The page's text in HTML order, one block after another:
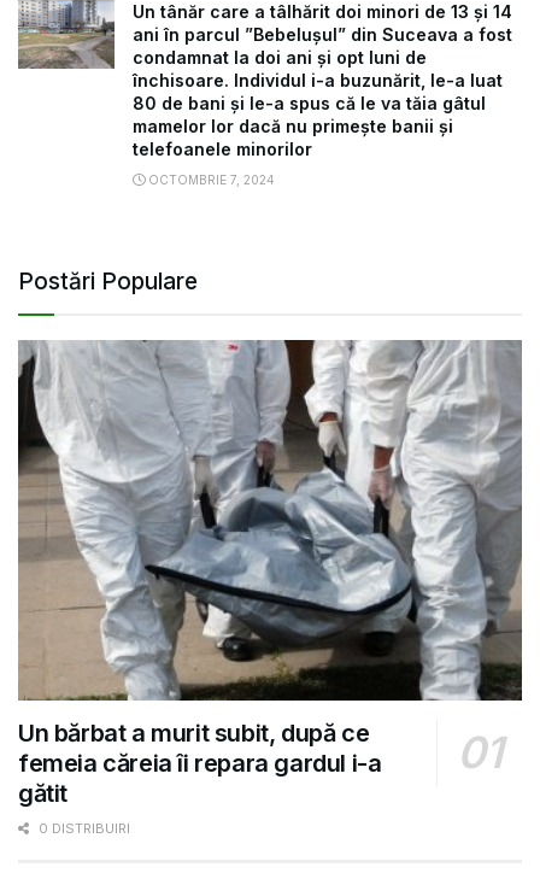
Un tânăr care a tâlhărit doi minori de 13 și 14
ani în parcul ”Bebelușul” din Suceava a fost
condamnat la doi ani și opt luni de
închisoare. Individul i-a buzunărit, le-a luat
80 de bani și le-a spus că le va tăia gâtul
mamelor lor dacă nu primește banii și
telefoanele minorilor
OCTOMBRIE 7, 2024
Postări Populare
Un bărbat a murit subit, după ce
femeia căreia îi repara gardul i-a
gătit
0 DISTRIBUIRI